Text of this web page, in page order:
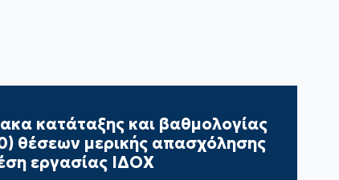
κατάταξης και βαθμολογίας
θέσεων μερικής απασχόλησης
εργασίας ΙΔΟΧ